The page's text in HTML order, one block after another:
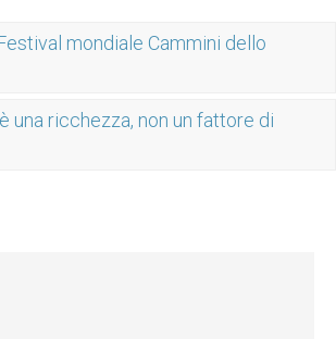
mondiale Cammini dello
una ricchezza, non un fattore di